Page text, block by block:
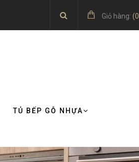
Giỏ hàng: (0
TỦ BẾP GỖ NHỰA